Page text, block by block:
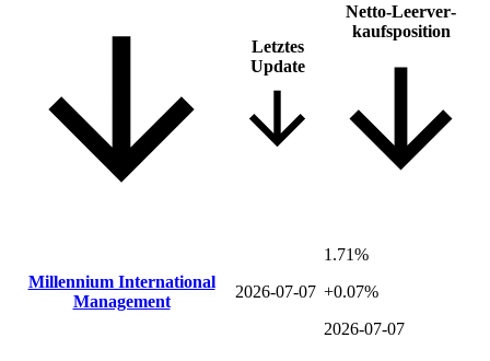
Letztes
Update
Netto-Leer­ver­
kaufsposition
Millennium International
Management
2026-07-07
1.71%
+0.07%
2026-07-07